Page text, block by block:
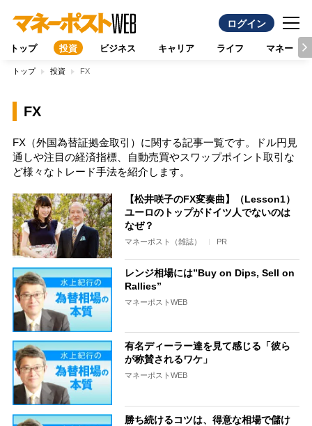
ログイン
トップ 投資 ビジネス キャリア ライフ マネー
トップ 投資 FX
FX
FX（外国為替証拠金取引）に関する記事一覧です。ドル円見
通しや注目の経済指標、自動売買やスワップポイント取引な
ど様々なトレード手法を紹介します。
【松井咲子のFX変奏曲】（Lesson1）
ユーロのトップがドイツ人でないのは
なぜ？
マネーポスト（雑誌） PR
レンジ相場には”Buy on Dips, Sell on
Rallies”
マネーポストWEB
有名ディーラー達を見て感じる「彼ら
が称賛されるワケ」
マネーポストWEB
勝ち続けるコツは、得意な相場で儲け